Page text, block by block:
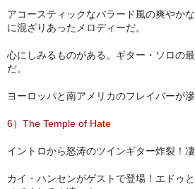
アコースティックなバラード風の爽やか
に混ざりあったメロディーだ。
心にしみるものがある。ギター・ソロの
だ。
ヨーロッパと南アメリカのフレイバーが滲
6）The Temple of Hate
イントロから怒涛のツインギター炸裂！凄
カイ・ハンセンがゲストで登場！エドゥ